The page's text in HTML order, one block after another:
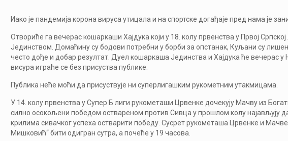
Иако је пандемија корона вируса утицала и на спортске догађаје пред нама је
Отвориће га вечерас кошаркаши Хајдука који у 18. колу првенства у Првој Српској
Јединством. Домаћину су бодови потребни у борби за опстанак, Куљани су
често дође и добар резултат. Дуел кошаркаша Јединства и Хајдука ће вечерас у
висура играће се без присуства публике.
Публика неће моћи да присуствује ни суперлигашким рукометним утакмицама.
У 14. колу првенства у Супер Б лиги рукометаши Црвенке дочекују Мачву из
силно осокољени победом оствареном против Сивца у прошлом колу најављују
крилима сивачког успеха остварити победу. Сусрет рукометаша Црвенке и
Мишковић“ бити одигран сутра, а почеће у 19 часова.